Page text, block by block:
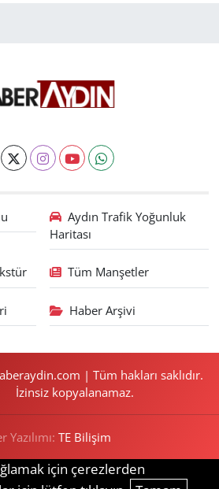
Aydın Trafik Yoğunluk
Haritası
Tüm Manşetler
Haber Arşivi
| Tüm hakları saklıdır.
İzinsiz kopyalanamaz.
Yazılımı: TE Bilişim
için çerezlerden